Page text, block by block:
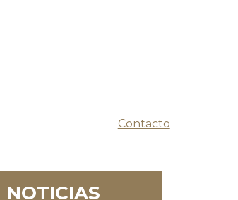
Contacto
NOTICIAS